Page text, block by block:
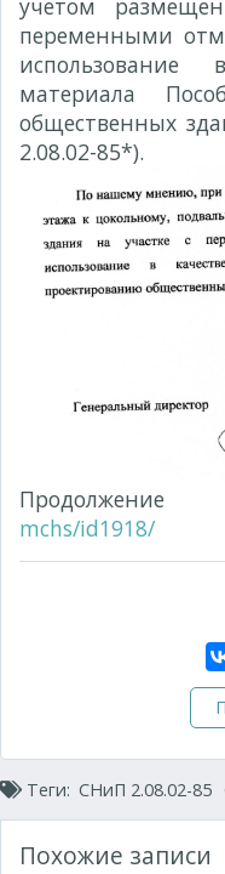
переменными
использование
материала
общественных
2.08.02-85*).
Продолжение
mchs/id1918/
Теги: СНиП 2.08.02-85
Похожие записи